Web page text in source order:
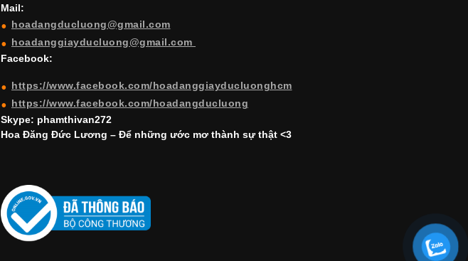
Mail:
hoadangducluong@gmail.com
hoadanggiayducluong@gmail.com
Facebook:
https://www.facebook.com/hoadanggiayducluonghcm
https://www.facebook.com/hoadangducluong
Skype: phamthivan272
Hoa Đăng Đức Lương – Để những ước mơ thành sự thật <3